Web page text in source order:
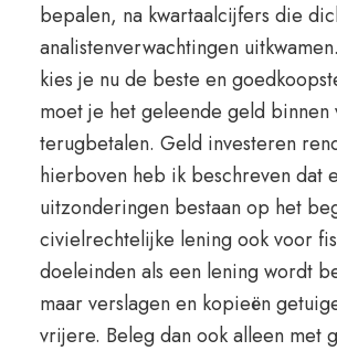
bepalen, na kwartaalcijfers die
analistenverwachtingen
kies je nu de beste en
moet je het geleende geld binnen
terugbetalen. Geld investeren
hierboven heb ik beschreven dat
uitzonderingen bestaan op het
civielrechtelijke lening ook voor
doeleinden als een lening wordt
maar verslagen en kopieën
vrijere. Beleg dan ook alleen met